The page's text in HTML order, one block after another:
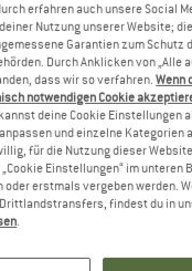
100 (CH)Finde mehr
Gehe hier zu
Finde die
erfahren auch unsere Social
Nutzung unserer Website;
Garantien zum Schutz
Durch Anklicken von „Alle
dass wir so verfahren.Wenn
notwendigen Cookie
deine Cookie Einstellungen
und einzelne Kategorien
für die Nutzung dieser
Einstellungen“ im unteren
oder erstmals vergeben werden.
findest du in
.